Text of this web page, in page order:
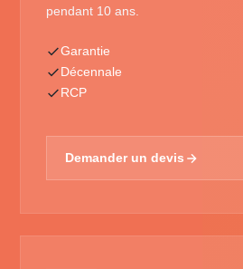
pendant 10 ans.
Garantie
Décennale
RCP
Demander un devis